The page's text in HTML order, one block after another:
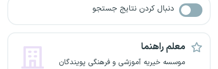
دنبال کردن نتایج جستجو
معلم راهنما
موسسه خیریه آموزشی و فرهنگی پویندگان